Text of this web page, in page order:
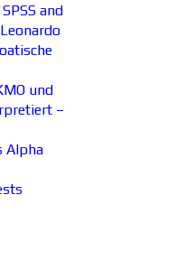
and
und
–
Alpha